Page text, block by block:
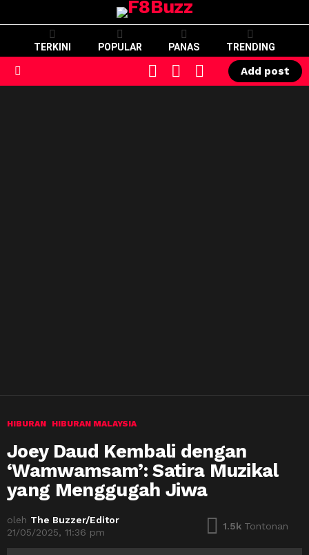
TERKINI POPULAR PANAS TRENDING
SWITCH
SKIN
CART LOGIN
Add post
HIBURAN HIBURAN MALAYSIA
Joey Daud Kembali dengan
‘Wamwamsam’: Satira Muzikal
yang Menggugah Jiwa
oleh The Buzzer/Editor
21/05/2025, 11:36 pm
1.5k Tontonan